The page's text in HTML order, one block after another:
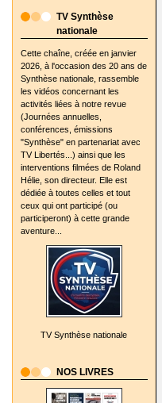
TV Synthèse
nationale
Cette chaîne, créée en janvier
2026, à l'occasion des 20 ans de
Synthèse nationale, rassemble
les vidéos concernant les
activités liées à notre revue
(Journées annuelles,
conférences, émissions
"Synthèse" en partenariat avec
TV Libertés...) ainsi que les
interventions filmées de Roland
Hélie, son directeur. Elle est
dédiée à toutes celles et tout
ceux qui ont participé (ou
participeront) à cette grande
aventure...
TV Synthèse nationale
NOS LIVRES